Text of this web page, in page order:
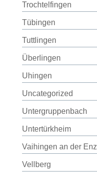
Trochtelfingen
Tübingen
Tuttlingen
Überlingen
Uhingen
Uncategorized
Untergruppenbach
Untertürkheim
Vaihingen an der Enz
Vellberg